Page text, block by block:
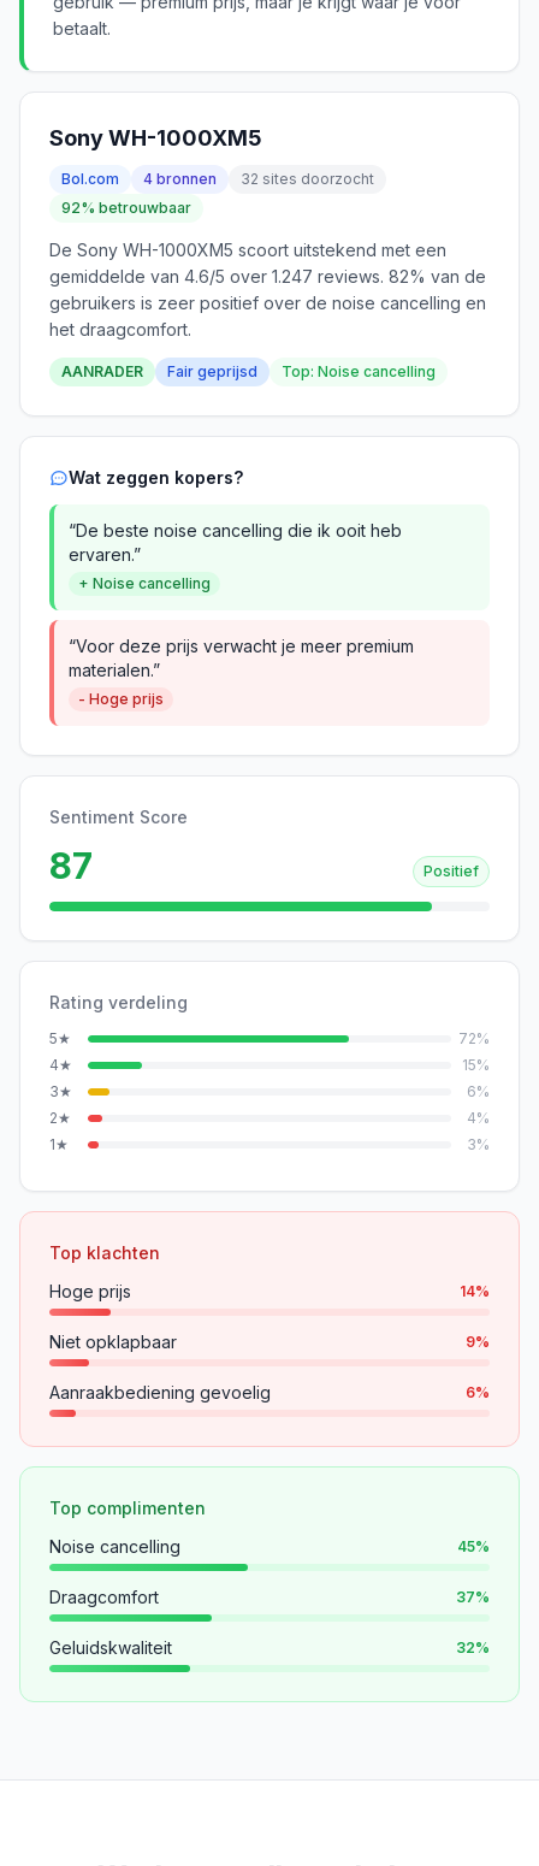
betaalt.
Sony WH-1000XM5
Bol.com 4 bronnen
32 sites doorzocht
92% betrouwbaar
De Sony WH-1000XM5 scoort uitstekend met een
gemiddelde van 4.6/5 over 1.247 reviews. 82% van de
gebruikers is zeer positief over de noise cancelling en
het draagcomfort.
AANRADER Fair geprijsd Top: Noise cancelling
Wat zeggen kopers?
“De beste noise cancelling die ik ooit heb
ervaren.”
+ Noise cancelling
“Voor deze prijs verwacht je meer premium
materialen.”
- Hoge prijs
Sentiment Score
87 Positief
Rating verdeling
5★ 72%
4★ 15%
3★ 6%
2★ 4%
1★ 3%
Top klachten
Hoge prijs
14%
Niet opklapbaar 9%
Aanraakbediening gevoelig 6%
Top complimenten
Noise cancelling
45%
Draagcomfort 37%
Geluidskwaliteit 32%